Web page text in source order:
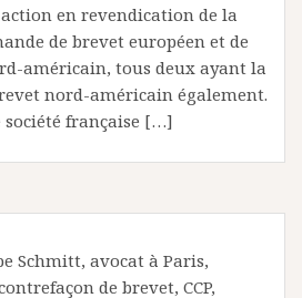
en revendication de la
de brevet européen et de
américain, tous deux ayant la
nord-américain également.
société française […]
Schmitt, avocat à Paris,
de brevet, CCP,